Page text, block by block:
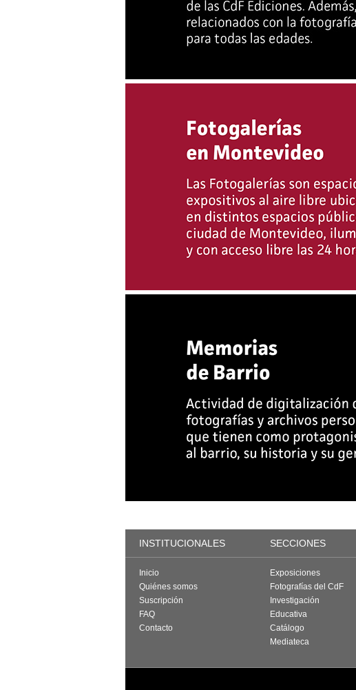
INSTITUCIONALES SECCIONES
Inicio
Quiénes somos
Suscripción
FAQ
Contacto
Exposiciones
Fotografías del CdF
Investigación
Educativa
Catálogo
Mediateca